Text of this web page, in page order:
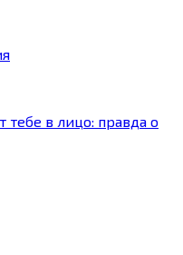
тебе в лицо: правда о